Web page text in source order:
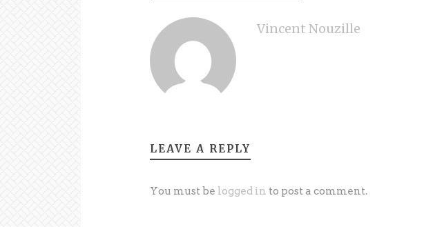
Vincent Nouzille
LEAVE A REPLY
You must be logged in to post a comment.